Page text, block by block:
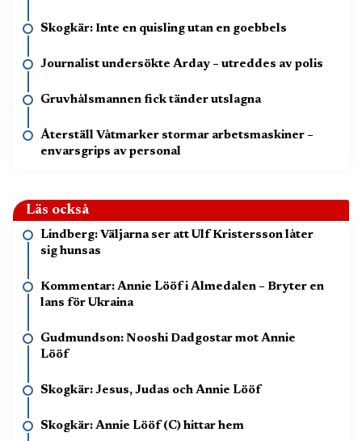
Skogkär: Inte en quisling utan en goebbels
Journalist undersökte Arday – utreddes av polis
Gruvhålsmannen fick tänder utslagna
Återställ Våtmarker stormar arbetsmaskiner –
envarsgrips av personal
Läs också
Lindberg: Väljarna ser att Ulf Kristersson låter
sig hunsas
Kommentar: Annie Lööf i Almedalen – Bryter en
lans för Ukraina
Gudmundson: Nooshi Dadgostar mot Annie
Lööf
Skogkär: Jesus, Judas och Annie Lööf
Skogkär: Annie Lööf (C) hittar hem